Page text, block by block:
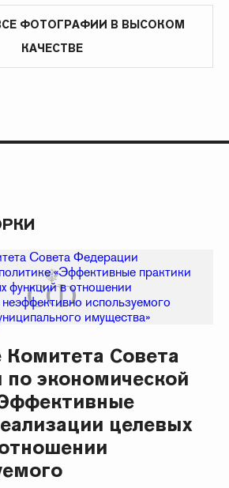
ФОТОГРАФИИ В ВЫСОКОМ
КАЧЕСТВЕ
Совета
экономической
целевых